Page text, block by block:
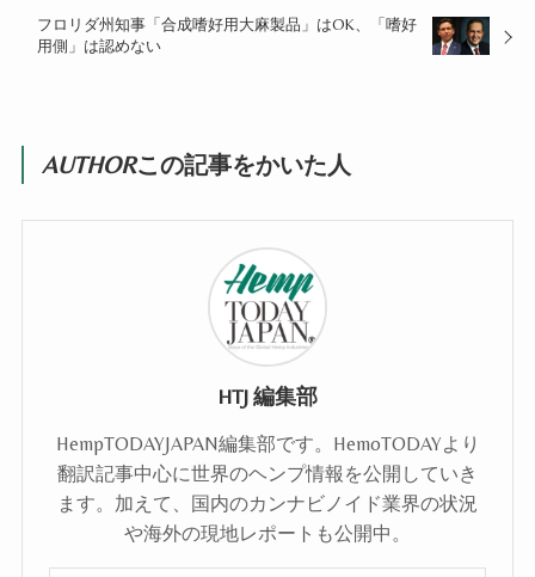
フロリダ州知事「合成嗜好用大麻製品」はOK、「嗜好
用側」は認めない
AUTHORこの記事をかいた人
HTJ 編集部
HempTODAYJAPAN編集部です。HemoTODAYより
翻訳記事中心に世界のヘンプ情報を公開していき
ます。加えて、国内のカンナビノイド業界の状況
や海外の現地レポートも公開中。